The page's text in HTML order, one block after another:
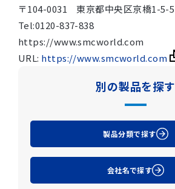
〒104-0031 東京都中央区京橋1-5-5
Tel:0120-837-838
https://www.smcworld.com
URL: https://www.smcworld.com
別の製品を探す
製品分類で探す
会社名で探す